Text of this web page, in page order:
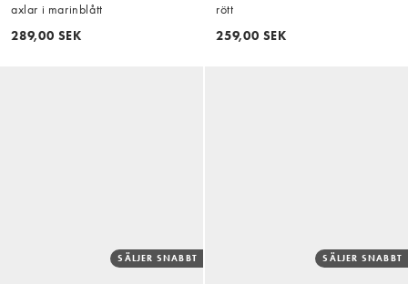
axlar i marinblått
289,00 SEK
rött
259,00 SEK
SÄLJER SNABBT SÄLJER SNABBT